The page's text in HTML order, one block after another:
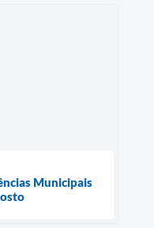
Municipais